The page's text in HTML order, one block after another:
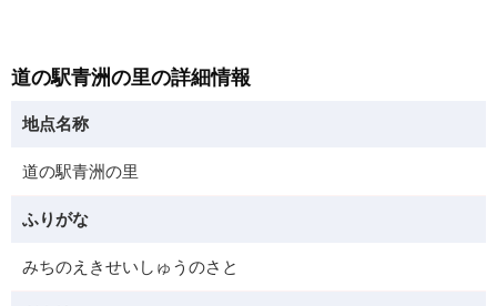
道の駅青洲の里の詳細情報
地点名称
道の駅青洲の里
ふりがな
みちのえきせいしゅうのさと